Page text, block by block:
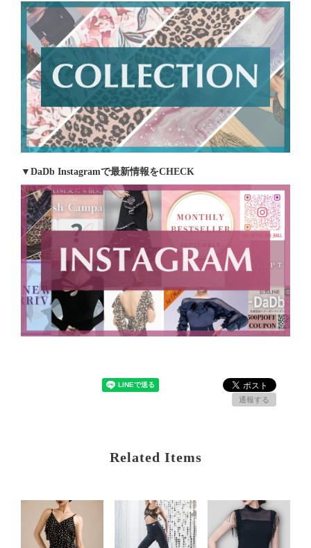
▼DaDb Instagramで最新情報をCHECK
通報する
Related Items